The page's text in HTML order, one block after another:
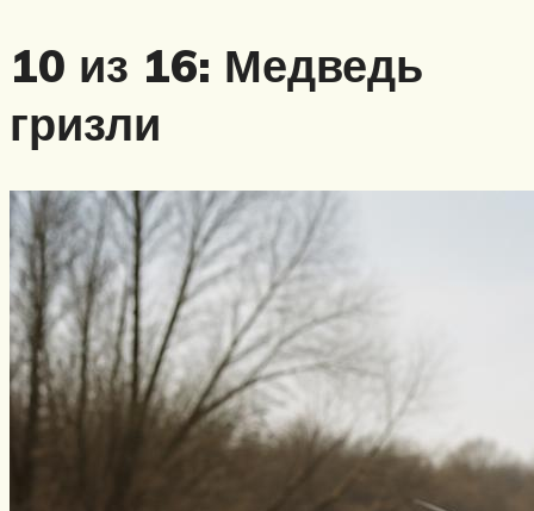
10 из 16: Медведь
гризли